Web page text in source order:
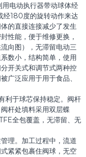
电动执行器带动球体经
经180度的旋转动作来达
的直接连接减少了发生
性能，便于维修更换，
向图），无滞留电动三
数小，结构简单，使用
开关式和调节式两种控
广泛应用于用于食品、
利于球芯保持稳定。阀杆
杆处填料采用双层蝶
全包覆盖，无滞留、无
理。加工过程中，流道
紧紧包裹住阀球，无空